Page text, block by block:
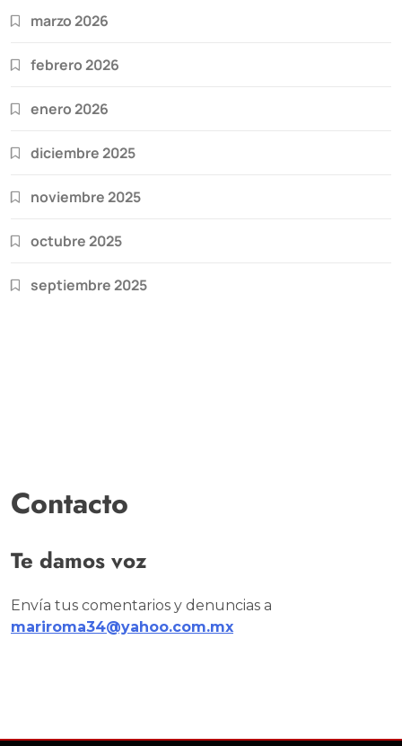
marzo 2026
febrero 2026
enero 2026
diciembre 2025
noviembre 2025
octubre 2025
septiembre 2025
Contacto
Te damos voz
Envía tus comentarios y denuncias a
mariroma34@yahoo.com.mx